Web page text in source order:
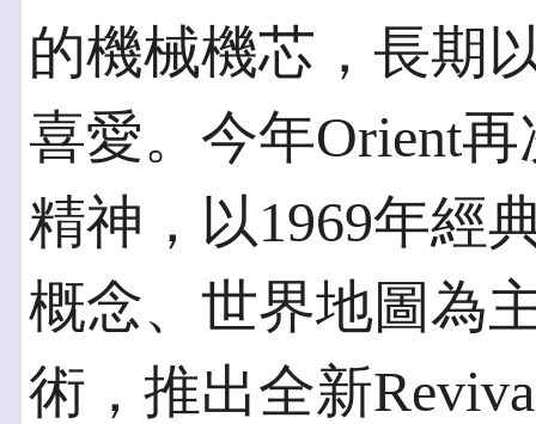
的機械機芯，長期
喜愛。今年Orient
精神，以1969年經
概念、世界地圖為
術，推出全新